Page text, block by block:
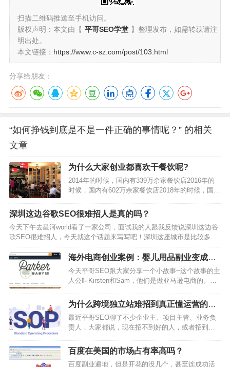
扫描二维码推送至手机访问。
版权声明：本文由【 平哥SEO学堂 】整理发布，如需转载请注
明出处。
本文链接： https://www.c-sz.com/post/103.html
分享给朋友：
“如何挣钱到底是不是一件正确的事情呢？” 的相关
文章
为什么大家创业都喜欢干餐饮呢?
2014年的时候，国内有339万余家餐饮店2016年的
时候，国内有602万余家餐饮店2018年的时候，国内
家餐饮店2021年的时候，国内有819万余家餐饮店也
就不到十年的时间而已，国内的餐饮门店数量就已
经翻了将近两倍从300多万家增长到了八九百万家，
为什么大家创业都喜欢干餐饮呢?第一当然是因为中
国人最注重吃。在古代的时候就有民以食为天的说
法，到…
深圳这边谷歌SEO很难招人是真的吗？
今天下午去星河world看了一家公司，面试我的人跟我反馈说深圳这边谷
歌SEO很难招人，今天就这个话题来写写吧！深圳这座城市是比较多元
化的，我留在这里是为了自由和理想，虽然想真正实现这2样真的非常不
容易的。晚上小红书上刷到了一位女生的视频，感觉她面相也是一位很
温柔，很真实，很真诚的女孩子吧，跟我差不多的出身，她以前是北
漂，后面回老家发展了，她也说到了在北京大家可以接受多元化的生活
方式，但是在她们老家…
海外电商创业案例：婴儿用品副业变成主
业，月入50 万美元！
今天平哥SEO跟大家分享一个小故事~这个故事的主
人公叫Kirsten和Sam，他们是做亚马逊电商的。这
婴儿用品，副业变成主业，月入50万美元。他们是
怎么做到的？我们先来看下他们的资料和取得的成
绩。创始人：Kirsten和Sam网站品牌：Parker Baby
雇佣员工：2名每月收入：约50万美金主营产品：婴
儿用品下面我将以第一人称的视角来分析这个案
例。1、…
为什么跨境独立站难招到真正懂运营的人
才呢？
最近平哥SEO聊了不少企业主、项目主管、业务负
责人，大家都说，现在招不到好的人，或者招到看
薪，尤其是跨境行业。朋友老王冷不丁的冒出一
句：早2-3年，一个只会编辑亚马逊Listing+上架动
百度在美国的市场占有率高吗？
百度副业遍地，但是开花的没几个，甚至连成功活